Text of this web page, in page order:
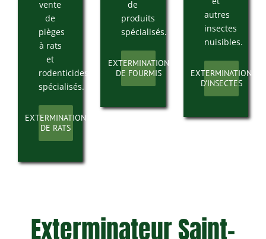
vente
de
pièges
à rats
et
rodenticides
spécialisés.
EXTERMINATION
DE RATS
de
produits
spécialisés.
EXTERMINATION
DE FOURMIS
autres
insectes
nuisibles.
EXTERMINATION
D'INSECTES
Exterminateur Saint-